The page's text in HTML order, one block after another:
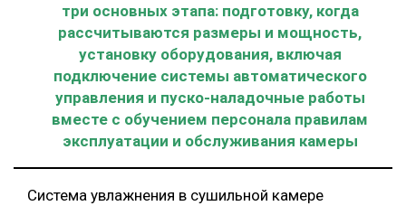
три основных этапа: подготовку, когда
рассчитываются размеры и мощность,
установку оборудования, включая
подключение системы автоматического
управления и пуско-наладочные работы
вместе с обучением персонала правилам
эксплуатации и обслуживания камеры
Система увлажнения в сушильной камере